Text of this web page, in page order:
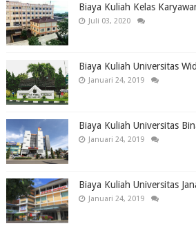
Biaya Kuliah Kelas
Juli 03, 2020
Biaya Kuliah Universitas
Januari 24, 2019
Biaya Kuliah Universitas
Januari 24, 2019
Biaya Kuliah Universitas
Januari 24, 2019